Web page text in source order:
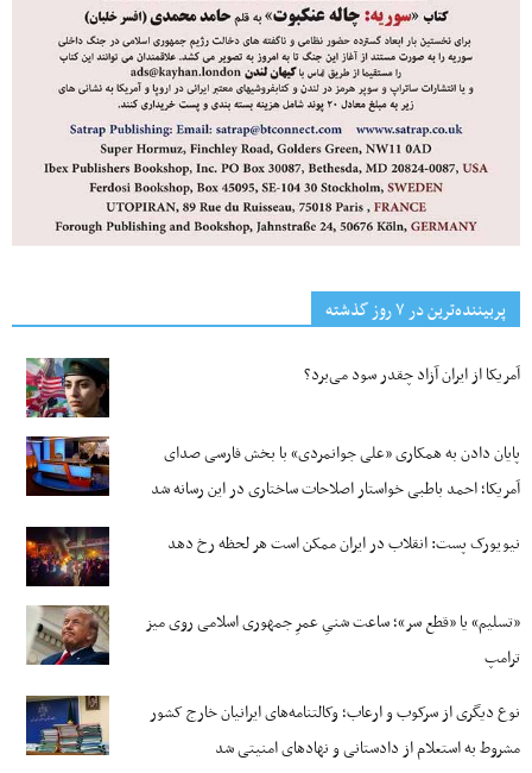
پربیننده‌ترین‌ در ۷ روز گذشته
آمریکا از ایران آزاد چقدر سود می‌برد؟
پایان دادن به همکاری «علی جوانمردی» با بخش فارسی صدای
آمریکا؛ احمد باطبی خواستار اصلاحات ساختاری در این رسانه شد
نیویورک پست: انقلاب در ایران ممکن است هر لحظه رخ دهد
«تسلیم» یا «قطع سر»؛ ساعت شنیِ عمرِ جمهوری اسلامی روی میز
ترامپ
نوع دیگری از سرکوب و ارعاب؛ وکالتنامه‌های ایرانیان خارج کشور
مشروط به استعلام از دادستانی و نهادهای امنیتی شد